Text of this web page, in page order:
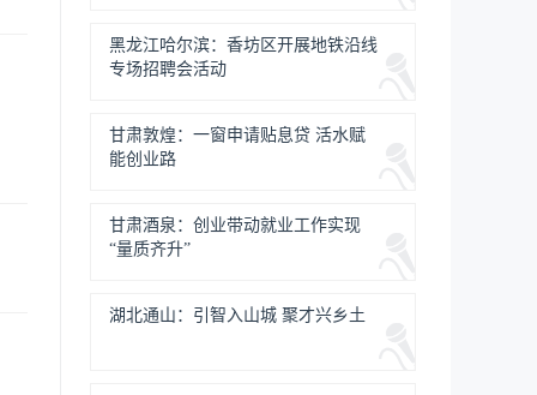
黑龙江哈尔滨：香坊区开展地铁沿线
专场招聘会活动
甘肃敦煌：一窗申请贴息贷 活水赋
能创业路
甘肃酒泉：创业带动就业工作实现
“量质齐升”
湖北通山：引智入山城 聚才兴乡土